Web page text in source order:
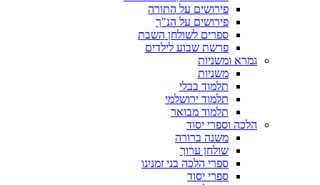
פירושים על התורה
פירושים על הנ"ך
ספרים לשולחן השבת
פרשת שבוע לילדים
גמרא ומשניות
משניות
תלמוד בבלי
תלמוד ירושלמי
תלמוד מבואר
הלכה וספרי יסוד
משנה ברורה
שולחן ערוך
ספרי הלכה בני זמנינו
ספרי יסוד